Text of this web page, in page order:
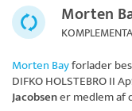
Morten
Morten Bayforlader
DIFKO HOLSTEBRO II
Jacobsener medlem af